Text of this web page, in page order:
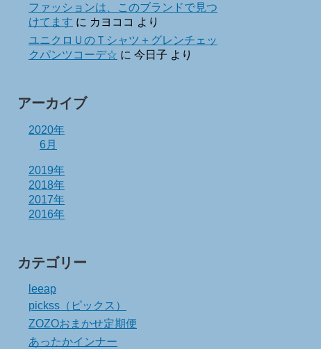
ファッションは、このブランドで見つ
けてます に カヨココ より
ユニクロＵのＴシャツ＋グレンチェッ
クパンツコーデ☆ に 今日子 より
アーカイブ
2020年
6月
2019年
2018年
2017年
2016年
カテゴリー
leeap
pickss（ピックス）
ZOZOおまかせ定期便
あったかインナー